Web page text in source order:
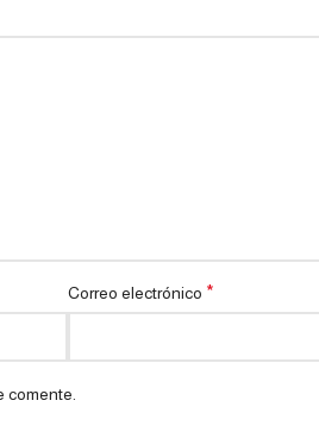
Correo electrónico *
comente.